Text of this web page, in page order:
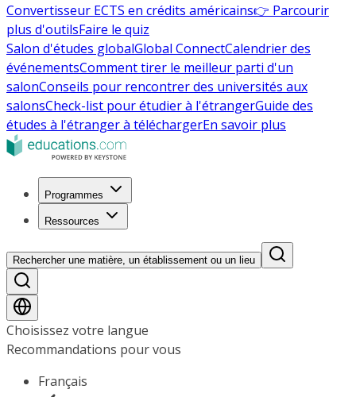
Convertisseur ECTS en crédits américains👉 Parcourir
plus d'outilsFaire le quiz
Salon d'études globalGlobal ConnectCalendrier des
événementsComment tirer le meilleur parti d'un
salonConseils pour rencontrer des universités aux
salonsCheck-list pour étudier à l'étrangerGuide des
études à l'étranger à téléchargerEn savoir plus
Programmes
Ressources
Rechercher une matière, un établissement ou un lieu
Choisissez votre langue
Recommandations pour vous
Français